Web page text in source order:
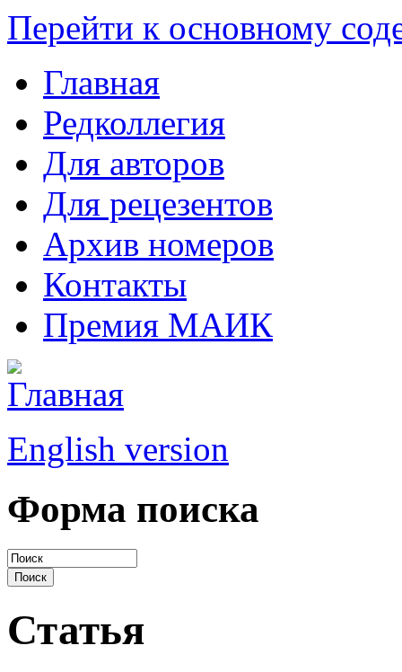
Перейти к основному
Главная
Редколлегия
Для авторов
Для рецезентов
Архив номеров
Контакты
Премия МАИК
English version
Форма поиска
Статья